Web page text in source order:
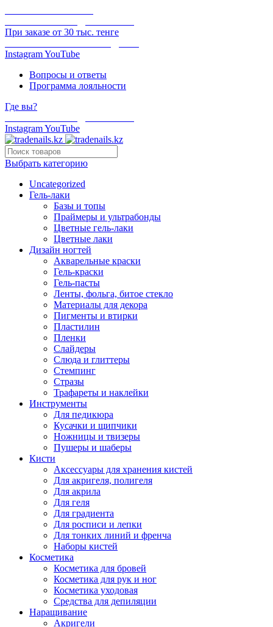
При заказе от 30 тыс. тенге
InstagramYouTube
Вопросы и ответы
Программа лояльности
Где вы?
InstagramYouTube
Выбрать категорию
Uncategorized
Гель-лаки
Базы и топы
Праймеры и ультрабонды
Цветные гель-лаки
Цветные лаки
Дизайн ногтей
Акварельные краски
Гель-краски
Гель-пасты
Ленты, фольга, битое стекло
Материалы для декора
Пигменты и втирки
Пластилин
Пленки
Слайдеры
Слюда и глиттеры
Стемпинг
Стразы
Трафареты и наклейки
Инструменты
Для педикюра
Кусачки и щипчики
Ножницы и твизеры
Пушеры и шаберы
Кисти
Аксессуары для хранения кистей
Для акригеля, полигеля
Для акрила
Для геля
Для градиента
Для росписи и лепки
Для тонких линий и френча
Наборы кистей
Косметика
Косметика для бровей
Косметика для рук и ног
Косметика уходовая
Средства для депиляции
Наращивание
Акригели